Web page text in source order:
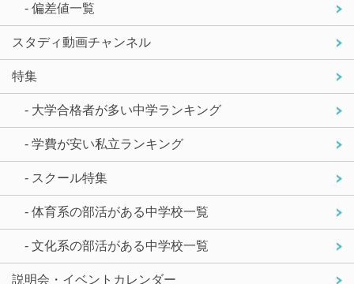
- 偏差値一覧
スタディ動画チャンネル
特集
- 大学合格者が多い中学ランキング
- 学費が安い私立ランキング
- スクール特集
- 体育系の部活がある中学校一覧
- 文化系の部活がある中学校一覧
説明会・イベントカレンダー